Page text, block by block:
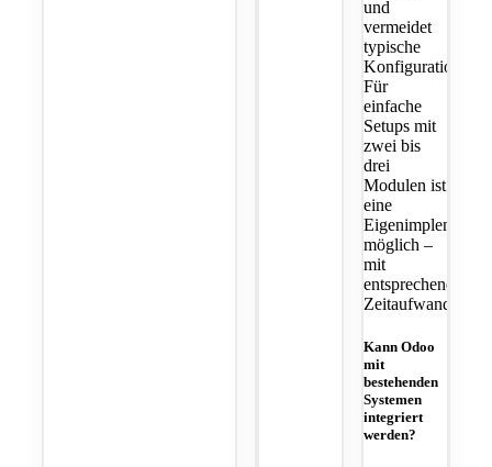
und
vermeidet
typische
Für
einfache
Setups mit
zwei bis
drei
Modulen ist
eine
möglich –
mit
entsprechendem
Zeitaufwand.
Kann Odoo
mit
bestehenden
Systemen
integriert
werden?